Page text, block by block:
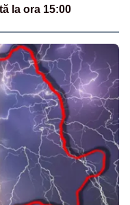
la ora 15:00